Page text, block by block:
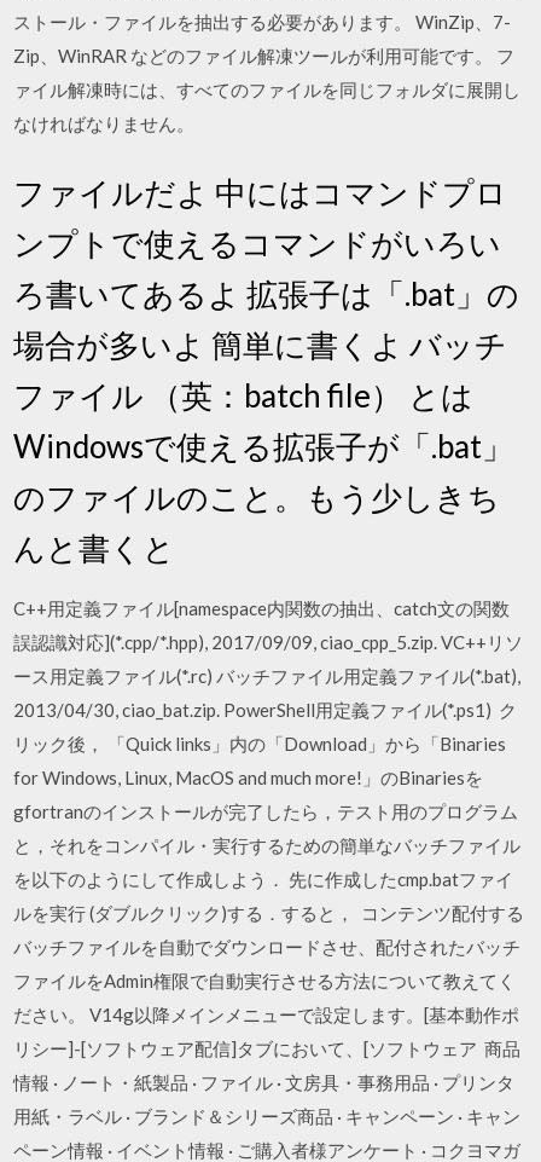
ストール・ファイルを抽出する必要があります。 WinZip、7-
Zip、WinRAR などのファイル解凍ツールが利用可能です。 フ
ァイル解凍時には、すべてのファイルを同じフォルダに展開し
なければなりません。
ファイルだよ 中にはコマンドプロ
ンプトで使えるコマンドがいろい
ろ書いてあるよ 拡張子は「.bat」の
場合が多いよ 簡単に書くよ バッチ
ファイル （英：batch file） とは
Windowsで使える拡張子が「.bat」
のファイルのこと。もう少しきち
んと書くと
C++用定義ファイル[namespace内関数の抽出、catch文の関数
誤認識対応](*.cpp/*.hpp), 2017/09/09, ciao_cpp_5.zip. VC++リソ
ース用定義ファイル(*.rc) バッチファイル用定義ファイル(*.bat),
2013/04/30, ciao_bat.zip. PowerShell用定義ファイル(*.ps1) ク
リック後， 「Quick links」内の「Download」から「Binaries
for Windows, Linux, MacOS and much more!」のBinariesを
gfortranのインストールが完了したら，テスト用のプログラム
と，それをコンパイル・実行するための簡単なバッチファイル
を以下のようにして作成しよう． 先に作成したcmp.batファイ
ルを実行 (ダブルクリック)する．すると， コンテンツ配付する
バッチファイルを自動でダウンロードさせ、配付されたバッチ
ファイルをAdmin権限で自動実行させる方法について教えてく
ださい。 V14g以降メインメニューで設定します。[基本動作ポ
リシー]-[ソフトウェア配信]タブにおいて、[ソフトウェア 商品
情報 · ノート・紙製品 · ファイル · 文房具・事務用品 · プリンタ
用紙・ラベル · ブランド＆シリーズ商品 · キャンペーン · キャン
ペーン情報 · イベント情報 · ご購入者様アンケート · コクヨマガ